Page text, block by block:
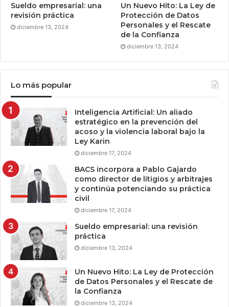
Sueldo empresarial: una
revisión práctica
diciembre 13, 2024
Un Nuevo Hito: La Ley de
Protección de Datos
Personales y el Rescate
de la Confianza
diciembre 13, 2024
Lo más popular
Inteligencia Artificial: Un aliado
estratégico en la prevención del
acoso y la violencia laboral bajo la
Ley Karin
diciembre 17, 2024
BACS incorpora a Pablo Gajardo
como director de litigios y arbitrajes
y continúa potenciando su práctica
civil
diciembre 17, 2024
Sueldo empresarial: una revisión
práctica
diciembre 13, 2024
Un Nuevo Hito: La Ley de Protección
de Datos Personales y el Rescate de
la Confianza
diciembre 13, 2024